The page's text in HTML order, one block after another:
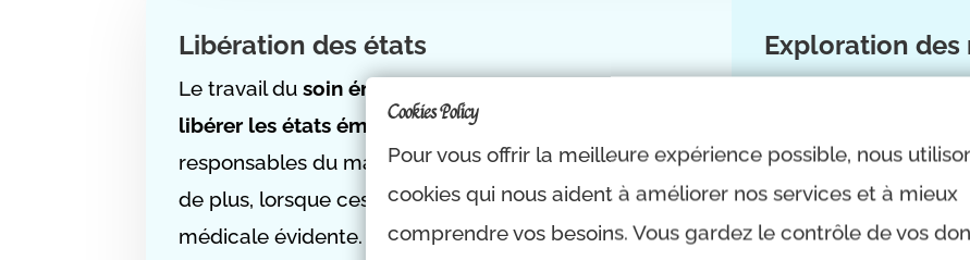
Libération des états
Le travail dusoin énergétique
libérer les états émotionnelsou
responsables du mal-être ressenti corporellement,
de plus, lorsque ces derniers n’ont pas de cause
médicale évidente. À travers la neutralisation et la
Exploration des
Une dimension
dans la capacité à
de mémoires. Ces
transgénérationnelles
explore les
Cookies Policy
Pour vous offrir la meilleure expérience possible, nous
cookies qui nous aident à améliorer nos services et à mieux
comprendre vos besoins. Vous gardez le contrôle de vos